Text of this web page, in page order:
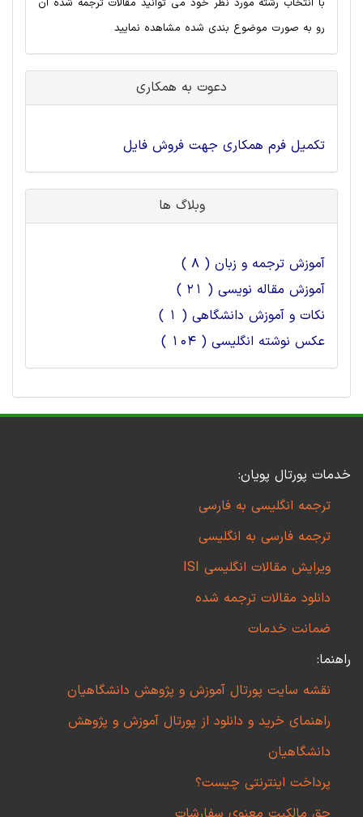
با انتخاب رشته مورد نظر خود می توانید مقالات ترجمه شده آن
رو به صورت موضوع بندی شده مشاهده نمایید
دعوت به همکاری
تکمیل فرم همکاری جهت فروش فایل
وبلاگ ها
آموزش ترجمه و زبان ( 8 )
آموزش مقاله نویسی ( 21 )
نکات و آموزش دانشگاهی ( 1 )
عکس نوشته انگلیسی ( 104 )
خدمات پورتال پویان:
ترجمه انگلیسی به فارسی
ترجمه فارسی به انگلیسی
ویرایش مقالات انگلیسی ISI
دانلود مقالات ترجمه شده
ضمانت خدمات
راهنما:
نقشه سایت پورتال آموزش و پژوهش دانشگاهیان
راهنمای خرید و دانلود از پورتال آموزش و پژوهش
دانشگاهیان
پرداخت اینترنتی چیست؟